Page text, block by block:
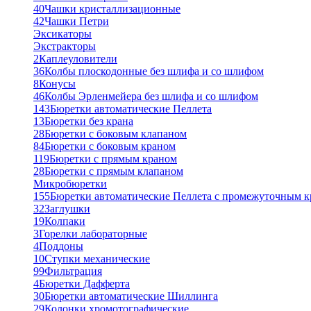
40Чашки кристаллизационные
42Чашки Петри
Эксикаторы
Экстракторы
2Каплеуловители
36Колбы плоскодонные без шлифа и со шлифом
8Конусы
46Колбы Эрленмейера без шлифа и со шлифом
143Бюретки автоматические Пеллета
13Бюретки без крана
28Бюретки с боковым клапаном
84Бюретки с боковым краном
119Бюретки с прямым краном
28Бюретки с прямым клапаном
Микробюретки
155Бюретки автоматические Пеллета с промежуточным
32Заглушки
19Колпаки
3Горелки лабораторные
4Поддоны
10Ступки механические
99Фильтрация
4Бюретки Дафферта
30Бюретки автоматические Шиллинга
29Колонки хромотографические